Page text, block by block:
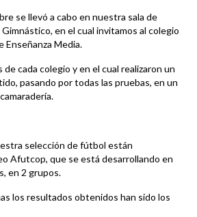
se llevó a cabo en nuestra sala de
en el cual invitamos al colegio
Enseñanza Media.
cada colegio y en el cual realizaron un
pasando por todas las pruebas, en un
selección de fútbol están
Afutcop, que se está desarrollando en
en 2 grupos.
los resultados obtenidos han sido los